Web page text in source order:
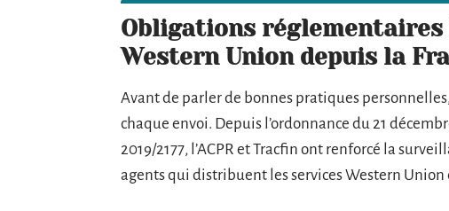
Obligations
Western Union depuis la
Avant de parler de bonnes pratiques
chaque envoi. Depuis l’ordonnance du 21
2019/2177, l’ACPR et Tracfin ont renforcé la
agents qui distribuent les services Western Union